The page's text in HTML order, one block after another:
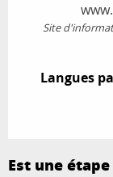
Site
Langues
Langues
Est une étape